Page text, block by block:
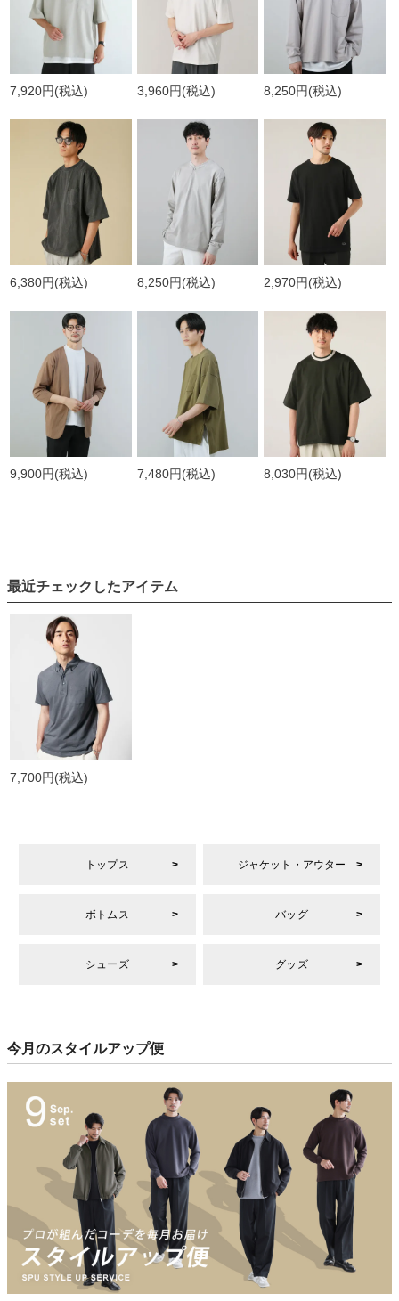
7,920円(税込) 3,960円(税込) 8,250円(税込)
6,380円(税込) 8,250円(税込) 2,970円(税込)
9,900円(税込) 7,480円(税込) 8,030円(税込)
最近チェックしたアイテム
7,700円(税込)
トップス ジャケット・アウター
ボトムス バッグ
シューズ グッズ
今月のスタイルアップ便